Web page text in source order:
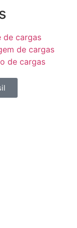
de cargas
de cargas
de cargas